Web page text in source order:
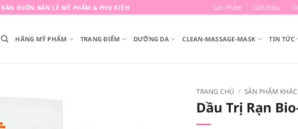
BÁN BUÔN BÁN LẺ MỸ PHẨM & PHỤ KIỆN Sản Phẩm Giới thiệu
HÃNG MỸ PHẨM TRANG ĐIỂM DƯỠNG DA CLEAN-MASSAGE-MASK TIN TỨC
TRANG CHỦ / SẢN PHẨM KHÁC
Dầu Trị Rạn